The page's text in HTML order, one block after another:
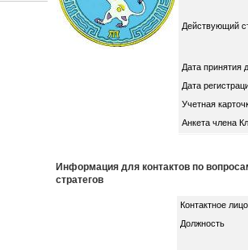
Действующий
Дата принятия
Дата
Учетная
Анкета члена
Информация для контактов по
стратегов
Контактное лицо
Должность